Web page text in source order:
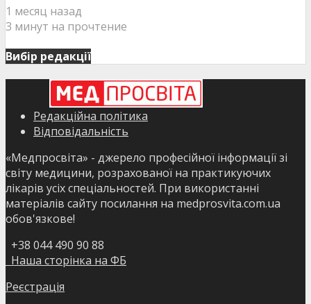
1 месяц назад
3 минут на прочтение
Вибір редакції
Редакційна політика
Відповідальність
«Медпросвіта» - джерело професійної інформації зі
світу медицини, розрахованої на практикуючих
лікарів усіх спеціальностей. При використанні
матеріалів сайту посилання на medprosvita.com.ua
обов'язкове!
+38 044 490 90 88
Наша сторінка на ФБ
Реєстрація